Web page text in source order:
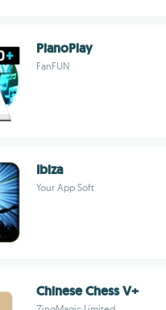
PianoPlay
FanFUN
Ibiza
Your App Soft
Chinese Chess V+